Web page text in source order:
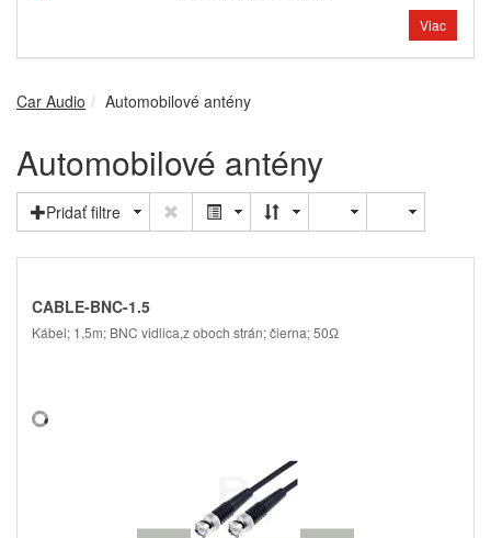
Viac
Car Audio Automobilové antény
Automobilové antény
Pridať filtre
CABLE-BNC-1.5
Kábel; 1,5m; BNC vidlica,z oboch strán; čierna; 50Ω